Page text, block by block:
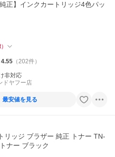
正】インクカートリッジ4色パッ
）
4.55（202件）
非対応
ドヤフー店
最安値を見る
リッジ ブラザー 純正 トナー TN-
ナー ブラック